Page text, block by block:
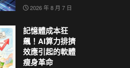
2026 年 8 月 7 日
記憶體成本狂
飆！AI算力排擠
效應引起的軟體
瘦身革命